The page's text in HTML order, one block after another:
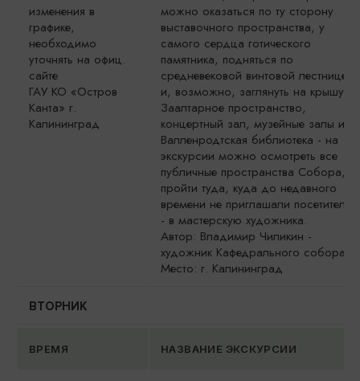
изменения в
графике,
необходимо
уточнять на офиц.
сайте
ГАУ КО «Остров
Канта» г.
Калининград
можно оказаться по ту сторону
выставочного пространства, у
самого сердца готического
памятника, подняться по
средневековой винтовой лестнице
и, возможно, заглянуть на крышу.
Заалтарное пространство,
концертный зал, музейные залы и
Валленродтская библиотека - на
экскурсии можно осмотреть все
публичные пространства Собора, и
пройти туда, куда до недавного
времени не приглашали посетителей
- в мастерскую художника.
Автор: Владимир Чиликин -
художник Кафедрального собора
Место: г. Калининград
ВТОРНИК
ВРЕМЯ НАЗВАНИЕ ЭКСКУРСИИ